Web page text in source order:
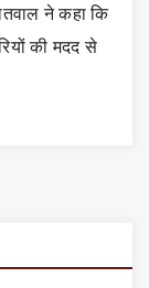
ने कहा कि
की मदद से